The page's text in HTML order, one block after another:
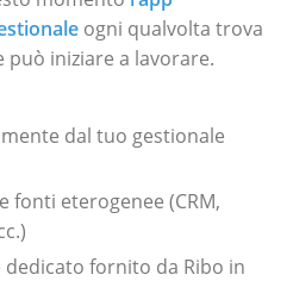
ogni qualvolta trova
può iniziare a lavorare.
dal tuo gestionale
fonti eterogenee (CRM,
fornito da Ribo in